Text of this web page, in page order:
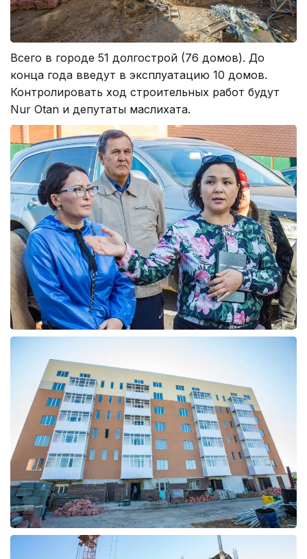
Всего в городе 51 долгострой (76 домов). До
конца года введут в эксплуатацию 10 домов.
Контролировать ход строительных работ будут
Nur Otan и депутаты маслихата.